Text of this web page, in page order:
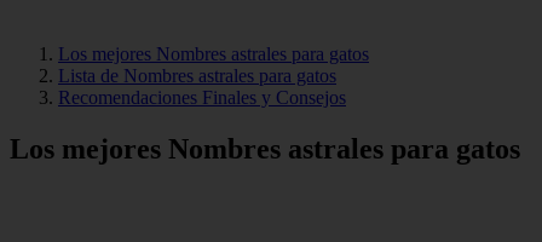
Los mejores Nombres astrales para gatos
Lista de Nombres astrales para gatos
Recomendaciones Finales y Consejos
Los mejores Nombres astrales para gatos